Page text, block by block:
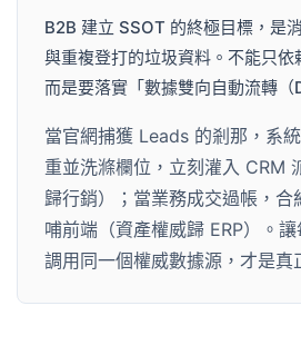
B2B 建立 SSOT 的終極目標，是
與重複登打的垃圾資料。不能只依
而是要落實「數據雙向自動流轉
當官網捕獲 Leads 的剎那，系
重並洗滌欄位，立刻灌入 CRM
歸行銷）；當業務成交過帳，合
哺前端（資產權威歸 ERP）。
調用同一個權威數據源，才是真